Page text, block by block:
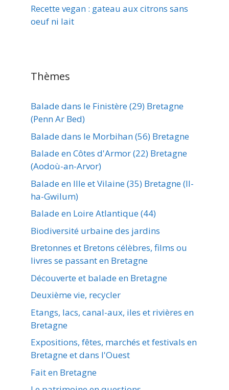
Recette vegan : gateau aux citrons sans
oeuf ni lait
Thèmes
Balade dans le Finistère (29) Bretagne
(Penn Ar Bed)
Balade dans le Morbihan (56) Bretagne
Balade en Côtes d'Armor (22) Bretagne
(Aodoù-an-Arvor)
Balade en Ille et Vilaine (35) Bretagne (Il-
ha-Gwilum)
Balade en Loire Atlantique (44)
Biodiversité urbaine des jardins
Bretonnes et Bretons célèbres, films ou
livres se passant en Bretagne
Découverte et balade en Bretagne
Deuxième vie, recycler
Etangs, lacs, canal-aux, iles et rivières en
Bretagne
Expositions, fêtes, marchés et festivals en
Bretagne et dans l'Ouest
Fait en Bretagne